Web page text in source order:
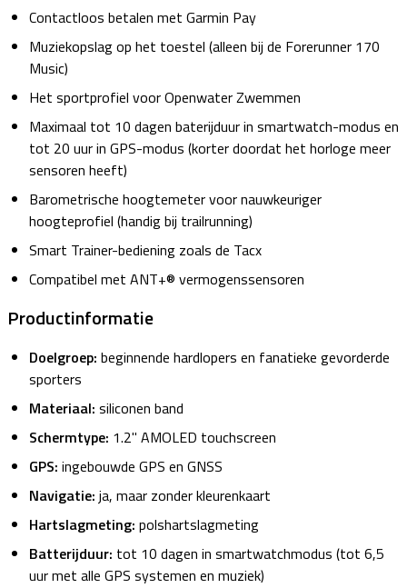
Contactloos betalen met Garmin Pay
Muziekopslag op het toestel (alleen bij de Forerunner 170
Music)
Het sportprofiel voor Openwater Zwemmen
Maximaal tot 10 dagen baterijduur in smartwatch-modus en
tot 20 uur in GPS-modus (korter doordat het horloge meer
sensoren heeft)
Barometrische hoogtemeter voor nauwkeuriger
hoogteprofiel (handig bij trailrunning)
Smart Trainer-bediening zoals de Tacx
Compatibel met ANT+® vermogenssensoren
Productinformatie
Doelgroep: beginnende hardlopers en fanatieke gevorderde
sporters
Materiaal: siliconen band
Schermtype: 1.2" AMOLED touchscreen
GPS: ingebouwde GPS en GNSS
Navigatie: ja, maar zonder kleurenkaart
Hartslagmeting: polshartslagmeting
Batterijduur: tot 10 dagen in smartwatchmodus (tot 6,5
uur met alle GPS systemen en muziek)